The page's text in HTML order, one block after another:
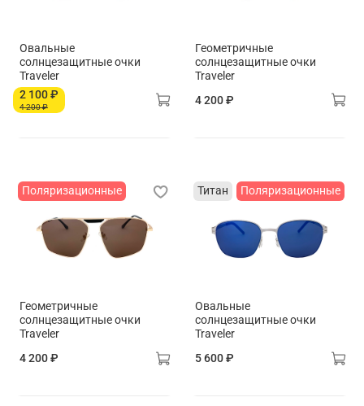
Овальные
солнцезащитные очки
Traveler
2 100 ₽
4 200 ₽
Геометричные
солнцезащитные очки
Traveler
4 200 ₽
Поляризационные
Геометричные
солнцезащитные очки
Traveler
4 200 ₽
Титан Поляризационные
Овальные
солнцезащитные очки
Traveler
5 600 ₽